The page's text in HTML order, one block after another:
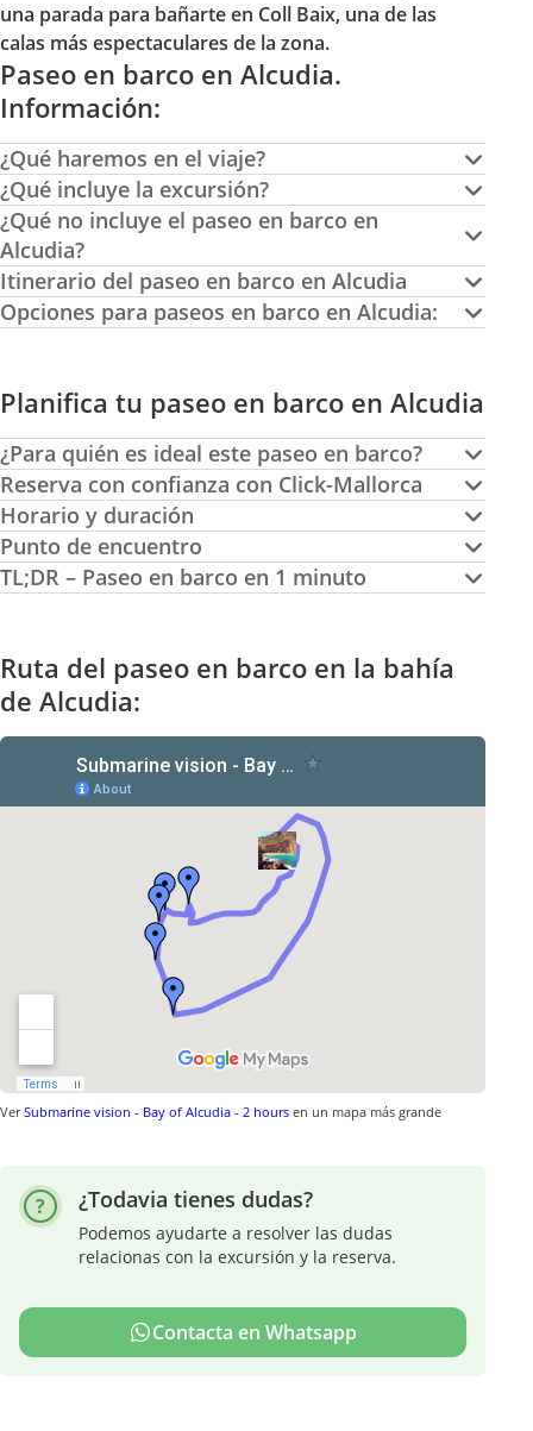
una parada para bañarte en Coll Baix, una de las
calas más espectaculares de la zona.
Paseo en barco en Alcudia.
Información:
¿Qué haremos en el viaje?
¿Qué incluye la excursión?
¿Qué no incluye el paseo en barco en
Alcudia?
Itinerario del paseo en barco en Alcudia
Opciones para paseos en barco en Alcudia:
Planifica tu paseo en barco en Alcudia
¿Para quién es ideal este paseo en barco?
Reserva con confianza con Click-Mallorca
Horario y duración
Punto de encuentro
TL;DR – Paseo en barco en 1 minuto
Ruta del paseo en barco en la bahía
de Alcudia:
VerSubmarine vision - Bay of Alcudia - 2 hours en un mapa más grande
¿Todavia tienes dudas?
Podemos ayudarte a resolver las dudas
relacionas con la excursión y la reserva.
Contacta en Whatsapp